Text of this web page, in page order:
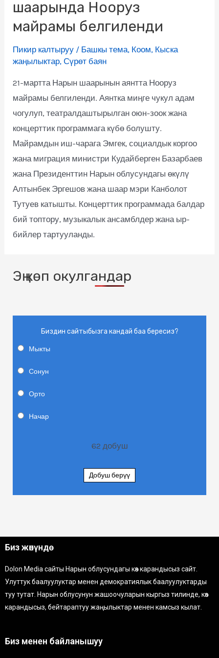
шаарында Нооруз
майрамы белгиленди
Пикир калтыруу / Башкы тема, Коом, Кыска
жаңылыктар,Сүрөт баян
21-мартта Нарын шаарынын аянтта Нооруз
майрамы белгиленди. Аянтка миңге чукул адам
чогулуп, театралдаштырылган оюн-зоок жана
концерттик программага күбө болушту.
Майрамдын иш-чарага Эмгек, социалдык коргоо
жана миграция министри Кудайберген Базарбаев
жана Президенттин Нарын облусундагы өкүлү
Алтынбек Эргешов жана шаар мэри Канболот
Тутуев катышты. Концерттик программада балдар
бий топтору, музыкалык ансамблдер жана ыр-
бийлер тартууланды.
Эң көп окулгандар
Биздин сайтыбызга кандай баа бересиз?
Мыкты
Сонун
Орто
Начар
62 добуш
Добуш берүү
Биз жөнүндө
Dolon Media сайты Нарын облусундагы көз карандысыз сайт.
Улуттук баалуулуктар менен демократиялык баалуулуктарды
туу тутат. Нарын облусунун жашоочуларын кыргыз тилинде, көз
карандысыз, бейтараптуу жаңылыктар менен камсыз кылат.
Биз менен байланышуу